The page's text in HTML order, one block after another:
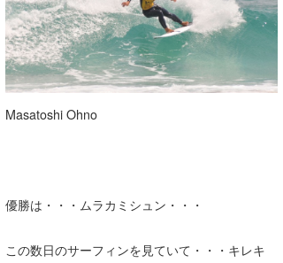
Masatoshi Ohno
優勝は・・・ムラカミシュン・・・
この数日のサーフィンを見ていて・・・キレキ